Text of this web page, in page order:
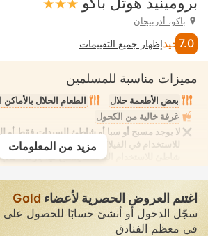
باكو، أذربيجان
7.0 جيدإظهار جميع التقييمات
مميزات مناسبة للمسلمين
بعض الأطعمة حلال
الطعام الحلال بالأماكن
غرفة خالية من الكحول
لا يوجد مسبح أو سبا أو شاطئ للسيدات فقط أو
للاستخدام في الفيلا/الغرفة يوفر الانعزال التام.
شاطئ للاستخدام المُختلط يُسمح فيه بارتداء
مزيد من المعلومات
اغتنم العروض الحصرية لأعضاء Gold
سجّل الدخول أو أنشئ حسابًا للحصول
في معظم الفنادق